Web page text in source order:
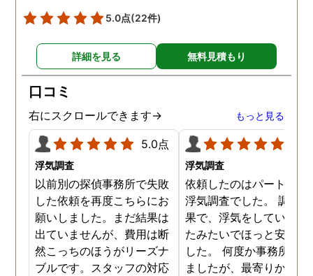
5.0点(22件)
詳細を見る 無料見積もり
口コミ
右にスクロールできます→ もっと見る
5.0点
浮気調査
以前別の探偵事務所で失敗
した依頼を再度こちらにお
願いしました。まだ結果は
出ていませんが、費用は断
然こっちのほうがリーズナ
ブルです。スタッフの対応
浮気調査
依頼したのはパートナー
浮気調査でした。 調査
果で、浮気をしていなか
たみたいでほっと安心し
した。 何度か事務所に
ましたが、最寄りから徒